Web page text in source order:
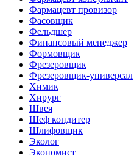
Фармацевт провизор
Фасовщик
Фельдшер
Финансовый менеджер
Формовщик
Фрезеровщик
Фрезеровщик-универсал
Химик
Хирург
Швея
Шеф кондитер
Шлифовщик
Эколог
Экономист